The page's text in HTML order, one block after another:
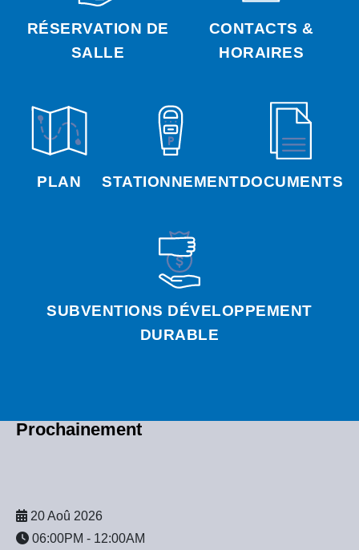
RÉSERVATION DE
SALLE
CONTACTS &
HORAIRES
PLAN STATIONNEMENTDOCUMENTS
SUBVENTIONS DÉVELOPPEMENT
DURABLE
Prochainement
20 Aoû 2026
06:00PM - 12:00AM